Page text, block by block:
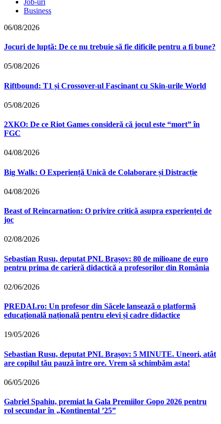
Business
06/08/2026
Jocuri de luptă: De ce nu trebuie să fie dificile pentru a fi bune?
05/08/2026
Riftbound: T1 și Crossover-ul Fascinant cu Skin-urile World
05/08/2026
2XKO: De ce Riot Games consideră că jocul este “mort” în
FGC
04/08/2026
Big Walk: O Experiență Unică de Colaborare și Distracție
04/08/2026
Beast of Reincarnation: O privire critică asupra experienței de
joc
02/08/2026
Sebastian Rusu, deputat PNL Brașov: 80 de milioane de euro
pentru prima de carieră didactică a profesorilor din România
02/06/2026
PREDAI.ro: Un profesor din Săcele lansează o platformă
educațională națională pentru elevi și cadre didactice
19/05/2026
Sebastian Rusu, deputat PNL Brașov: 5 MINUTE. Uneori, atât
are copilul tău pauză între ore. Vrem să schimbăm asta!
06/05/2026
Gabriel Spahiu, premiat la Gala Premiilor Gopo 2026 pentru
rol secundar în „Kontinental ’25”